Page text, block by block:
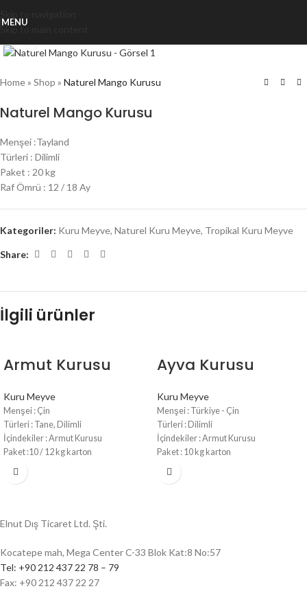
Skip to main content
MENU
Home» Shop » Naturel Mango Kurusu
Naturel Mango Kurusu
Menşei :Tayland
Türleri : Dilimli
Paket : 20 kg
Raf Ömrü : 12 / 18 Ay
Kategoriler: Kuru Meyve, Naturel Kuru Meyve, Tropikal Kuru Meyve
Share:
İlgili ürünler
Armut Kurusu
Kuru Meyve
Menşei : Çin
Türleri : Tane, Dilimli
İçindekiler : Armut Kurusu
Paket :10 / 12 kg karton
Raf ömrü : 18-24 ay
Ayva Kurusu
Kuru Meyve
Menşei : Türkiye - Çin
Türleri : Dilimli
İçindekiler : Armut Kurusu
Paket : 10 kg karton
Raf ömrü : 12-18 ay
Elnut Dış Ticaret Ltd. Şti.
Kocatepe mah, Mega Center C-33 Blok Kat:8 No:57
Tel: +90 212 437 22 78 – 79
Fax: +90 212 437 22 27